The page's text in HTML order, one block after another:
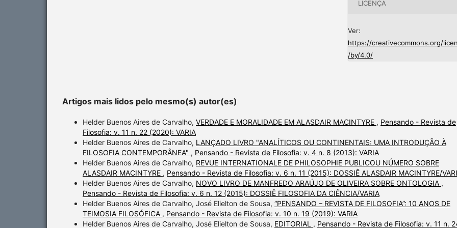
LICENÇA
Ver:
https://creativecommons.org/
/by/4.0/
Artigos mais lidos pelo mesmo(s) autor(es)
Helder Buenos Aires de Carvalho, VERDADE E MORALIDADE EM ALASDAIR MACINTYRE , Pensando - Revista de
Filosofia: v. 11 n. 22 (2020): VARIA
Helder Buenos Aires de Carvalho, LANÇADO LIVRO "ANALÍTICOS OU CONTINENTAIS: UMA INTRODUÇÃO À
FILOSOFIA CONTEMPORÂNEA" , Pensando - Revista de Filosofia: v. 4 n. 8 (2013): VARIA
Helder Buenos Aires de Carvalho, REVUE INTERNATIONALE DE PHILOSOPHIE PUBLICOU NÚMERO SOBRE
ALASDAIR MACINTYRE , Pensando - Revista de Filosofia: v. 6 n. 11 (2015): DOSSIÊ ALASDAIR MACINTYRE/
Helder Buenos Aires de Carvalho, NOVO LIVRO DE MANFREDO ARAÚJO DE OLIVEIRA SOBRE ONTOLOGIA ,
Pensando - Revista de Filosofia: v. 6 n. 12 (2015): DOSSIÊ FILOSOFIA DA CIÊNCIA/VARIA
Helder Buenos Aires de Carvalho, José Elielton de Sousa, “PENSANDO – REVISTA DE FILOSOFIA”: 10 ANOS DE
TEIMOSIA FILOSÓFICA , Pensando - Revista de Filosofia: v. 10 n. 19 (2019): VARIA
Helder Buenos Aires de Carvalho, José Elielton de Sousa, EDITORIAL , Pensando - Revista de Filosofia: v. 11 n.